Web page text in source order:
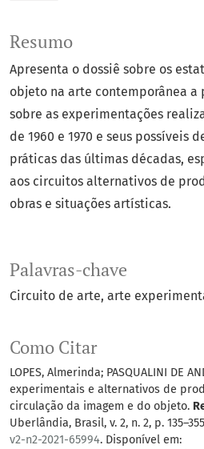
Palavras-chave
Circuito de arte arte
Como Citar
LOPES, Almerinda; PASQUALINI DE
experimentais e alternativos de
circulação da imagem e do objeto.
Uberlândia, Brasil, v. 2, n. 2, p.
v2-n2-2021-65994. Disponível em:
Resumo
Apresenta o dossiê sobre os
objeto na arte contemporânea a
sobre as experimentações
de 1960 e 1970 e seus possíveis
práticas das últimas décadas,
aos circuitos alternativos de
obras e situações artísticas.